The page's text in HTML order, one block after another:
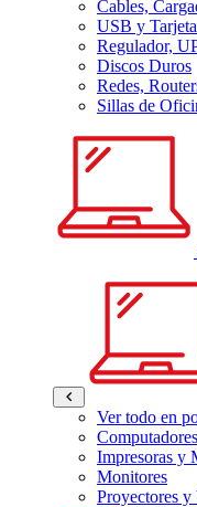
Cables,
USB y
Regulador,
Discos Duros
Redes,
Sillas de
Ver todo en
Computadores
Impresoras y
Monitores
Proyectores y